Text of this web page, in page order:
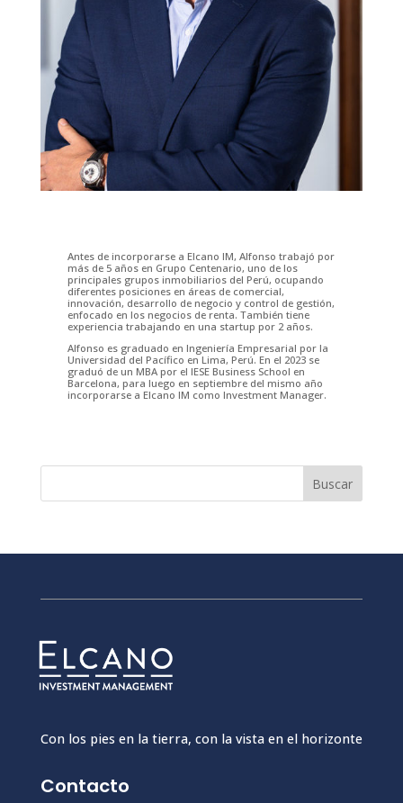
Antes de incorporarse a Elcano IM, Alfonso trabajó por
más de 5 años en Grupo Centenario, uno de los
principales grupos inmobiliarios del Perú, ocupando
diferentes posiciones en áreas de comercial,
innovación, desarrollo de negocio y control de gestión,
enfocado en los negocios de renta. También tiene
experiencia trabajando en una startup por 2 años.
Alfonso es graduado en Ingeniería Empresarial por la
Universidad del Pacífico en Lima, Perú. En el 2023 se
graduó de un MBA por el IESE Business School en
Barcelona, para luego en septiembre del mismo año
incorporarse a Elcano IM como Investment Manager.
Buscar
Con los pies en la tierra, con la vista en el horizonte
Contacto